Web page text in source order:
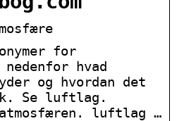
for
hvad
og hvordan det
Se luftlag.
atmosfæren. luftlag …